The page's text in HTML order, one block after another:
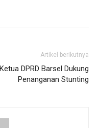
Artikel berikutnya
Ketua DPRD Barsel Dukung
Penanganan Stunting